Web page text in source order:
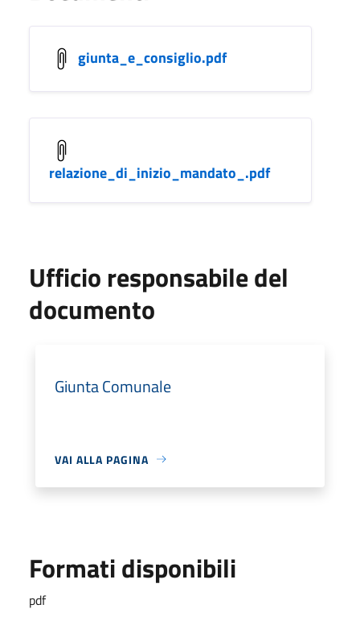
giunta_e_consiglio.pdf
relazione_di_inizio_mandato_.pdf
Ufficio responsabile del
documento
Giunta Comunale
VAI ALLA PAGINA
Formati disponibili
pdf